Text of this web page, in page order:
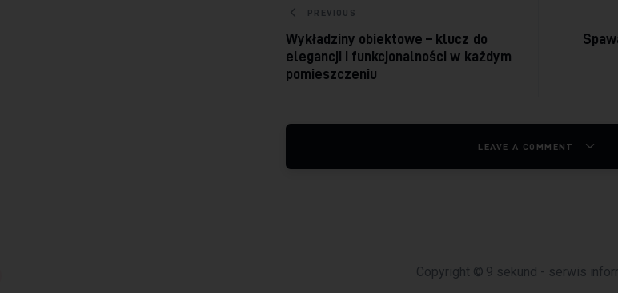
Nawigacja wpisu
PREVIOUS
Wykładziny obiektowe – klucz do
elegancji i funkcjonalności w każdym
pomieszczeniu
LEAVE A COMMENT
Copyright © 9 sekund - serwis